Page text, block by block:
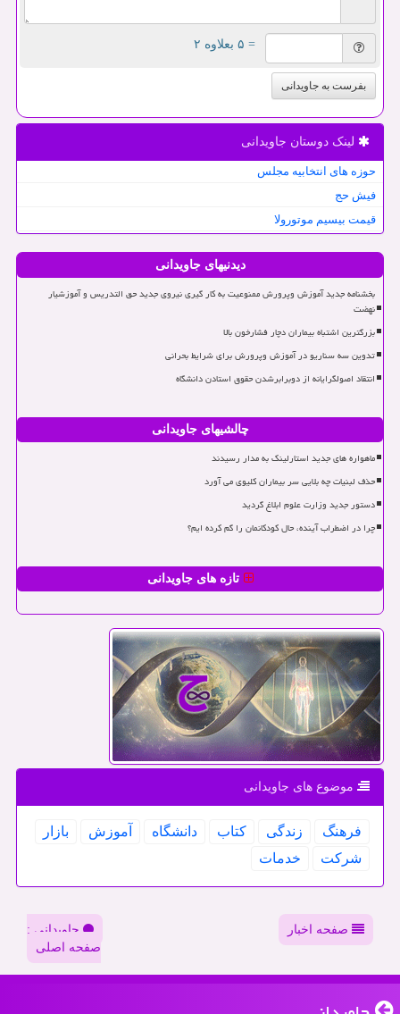
= ۵ بعلاوه ۲
بفرست به جاویدانی
لینک دوستان جاویدانی
حوزه های انتخابیه مجلس
فیش حج
قیمت بیسیم موتورولا
دیدنیهای جاویدانی
بخشنامه جدید آموزش وپرورش ممنوعیت به کار گیری نیروی جدید حق التدریس و آموزشیار
نهضت
بزرگترین اشتباه بیماران دچار فشارخون بالا
تدوین سه سناریو در آموزش وپرورش برای شرایط بحرانی
انتقاد اصولگرایانه از دوبرابرشدن حقوق استادن دانشگاه
چالشیهای جاویدانی
ماهواره های جدید استارلینک به مدار رسیدند
حذف لبنیات چه بلایی سر بیماران کلیوی می آورد
دستور جدید وزارت علوم ابلاغ گردید
چرا در اضطراب آینده، حال کودکانمان را گم کرده ایم؟
تازه های جاویدانی
موضوع های جاویدانی
فرهنگ زندگی كتاب دانشگاه آموزش
بازار
شركت
خدمات
صفحه اخبار
جاویدانی :
صفحه اصلی